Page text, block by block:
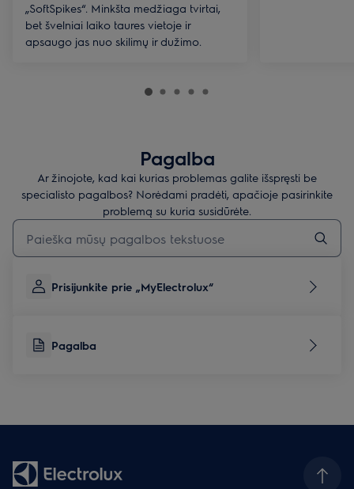
„SoftSpikes“. Minkšta medžiaga tvirtai,
bet švelniai laiko taures vietoje ir
apsaugo jas nuo skilimų ir dužimo.
Pagalba
Ar žinojote, kad kai kurias problemas galite išspręsti be
specialisto pagalbos? Norėdami pradėti, apačioje pasirinkite
problemą su kuria susidūrėte.
Įveskite tekstą, jei norite ieškoti pagalbinių straipsnių
Prisijunkite prie „MyElectrolux“
Pagalba